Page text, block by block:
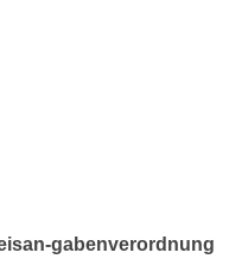
gabenverordnung